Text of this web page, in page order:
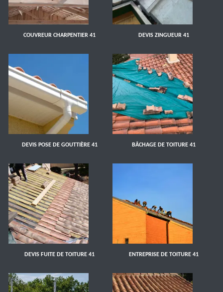
COUVREUR CHARPENTIER 41 DEVIS ZINGUEUR 41
DEVIS POSE DE GOUTTIÈRE 41 BÂCHAGE DE TOITURE 41
DEVIS FUITE DE TOITURE 41 ENTREPRISE DE TOITURE 41